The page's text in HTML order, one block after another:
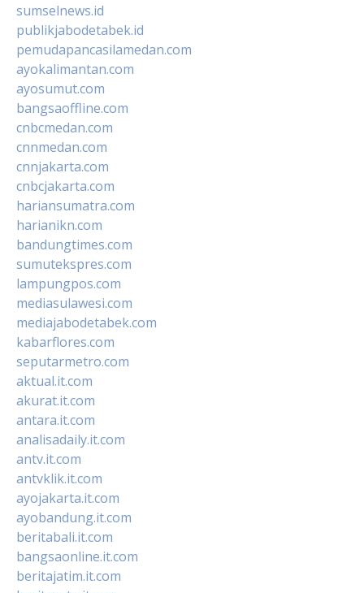
sumselnews.id
publikjabodetabek.id
pemudapancasilamedan.com
ayokalimantan.com
ayosumut.com
bangsaoffline.com
cnbcmedan.com
cnnmedan.com
cnnjakarta.com
cnbcjakarta.com
hariansumatra.com
harianikn.com
bandungtimes.com
sumutekspres.com
lampungpos.com
mediasulawesi.com
mediajabodetabek.com
kabarflores.com
seputarmetro.com
aktual.it.com
akurat.it.com
antara.it.com
analisadaily.it.com
antv.it.com
antvklik.it.com
ayojakarta.it.com
ayobandung.it.com
beritabali.it.com
bangsaonline.it.com
beritajatim.it.com